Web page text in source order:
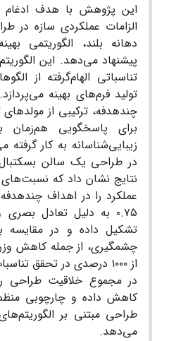
این پژوهش با هدف ادغام
الزامات عملکردی سازه در
دهانه بلند، الگوریتمی
پیشنهاد می‌دهد. این
تناسباتی الهام‌گرفته از
تولید فرم‌های بهینه
چندهدفه، ترکیبی از
برای پاسخگویی هم‌زمان
زیبایی‌شناسانه به کار
در طراحی یک سالن
عملکرد را در اهداف
۰.۷۵ به دلیل تعادل
تشکیل داده و در مقایسه
از ۱۰۰۰ درصدی در تحقق
در مجموع خلاقیت طراحی
کاهش داده و چارچوبی
طراحی مبتنی بر
می‌دهد.